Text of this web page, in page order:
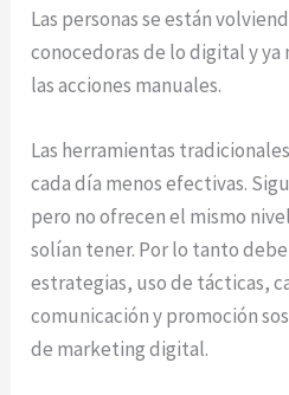
Las personas se están
conocedoras de lo digital y
las acciones manuales.
Las herramientas tradicionales
cada día menos efectivas.
pero no ofrecen el mismo
solían tener. Por lo tanto
estrategias, uso de tácticas,
comunicación y promoción
de marketing digital.